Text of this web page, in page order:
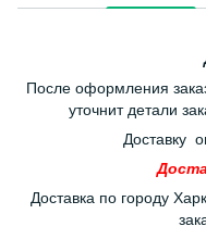
После оформления
уточнит детали
Доставку
Доставка по городу